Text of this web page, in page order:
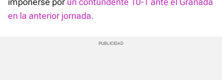
en la anterior jornada.